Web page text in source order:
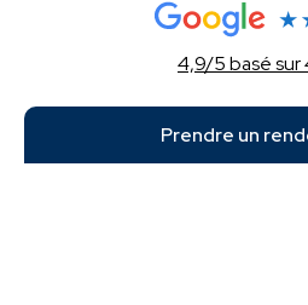
4,9/5 basé sur
Prendre un